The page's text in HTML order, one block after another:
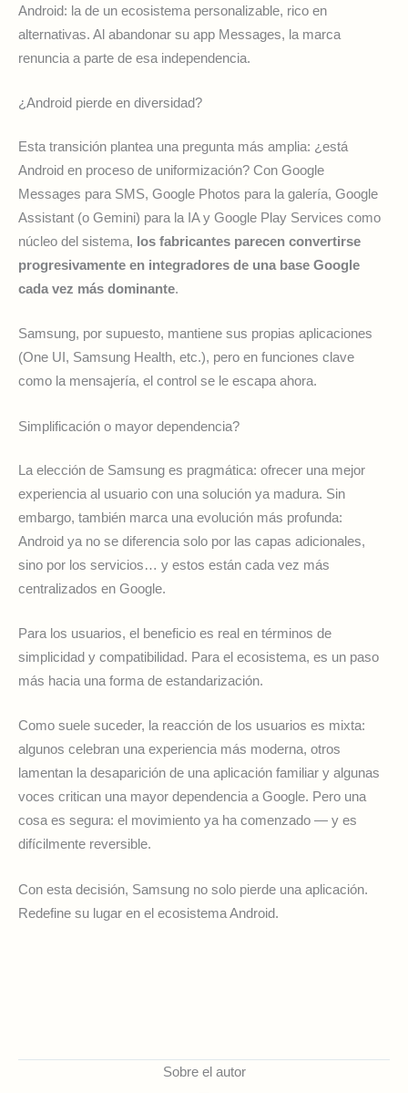
Android: la de un ecosistema personalizable, rico en
alternativas. Al abandonar su app Messages, la marca
renuncia a parte de esa independencia.
¿Android pierde en diversidad?
Esta transición plantea una pregunta más amplia: ¿está
Android en proceso de uniformización? Con Google
Messages para SMS, Google Photos para la galería, Google
Assistant (o Gemini) para la IA y Google Play Services como
núcleo del sistema, los fabricantes parecen convertirse
progresivamente en integradores de una base Google
cada vez más dominante.
Samsung, por supuesto, mantiene sus propias aplicaciones
(One UI, Samsung Health, etc.), pero en funciones clave
como la mensajería, el control se le escapa ahora.
Simplificación o mayor dependencia?
La elección de Samsung es pragmática: ofrecer una mejor
experiencia al usuario con una solución ya madura. Sin
embargo, también marca una evolución más profunda:
Android ya no se diferencia solo por las capas adicionales,
sino por los servicios… y estos están cada vez más
centralizados en Google.
Para los usuarios, el beneficio es real en términos de
simplicidad y compatibilidad. Para el ecosistema, es un paso
más hacia una forma de estandarización.
Como suele suceder, la reacción de los usuarios es mixta:
algunos celebran una experiencia más moderna, otros
lamentan la desaparición de una aplicación familiar y algunas
voces critican una mayor dependencia a Google. Pero una
cosa es segura: el movimiento ya ha comenzado — y es
difícilmente reversible.
Con esta decisión, Samsung no solo pierde una aplicación.
Redefine su lugar en el ecosistema Android.
Sobre el autor